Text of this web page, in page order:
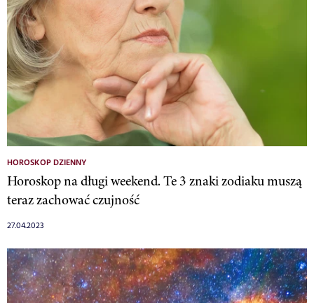
HOROSKOP DZIENNY
Horoskop na długi weekend. Te 3 znaki zodiaku muszą
teraz zachować czujność
27.04.2023